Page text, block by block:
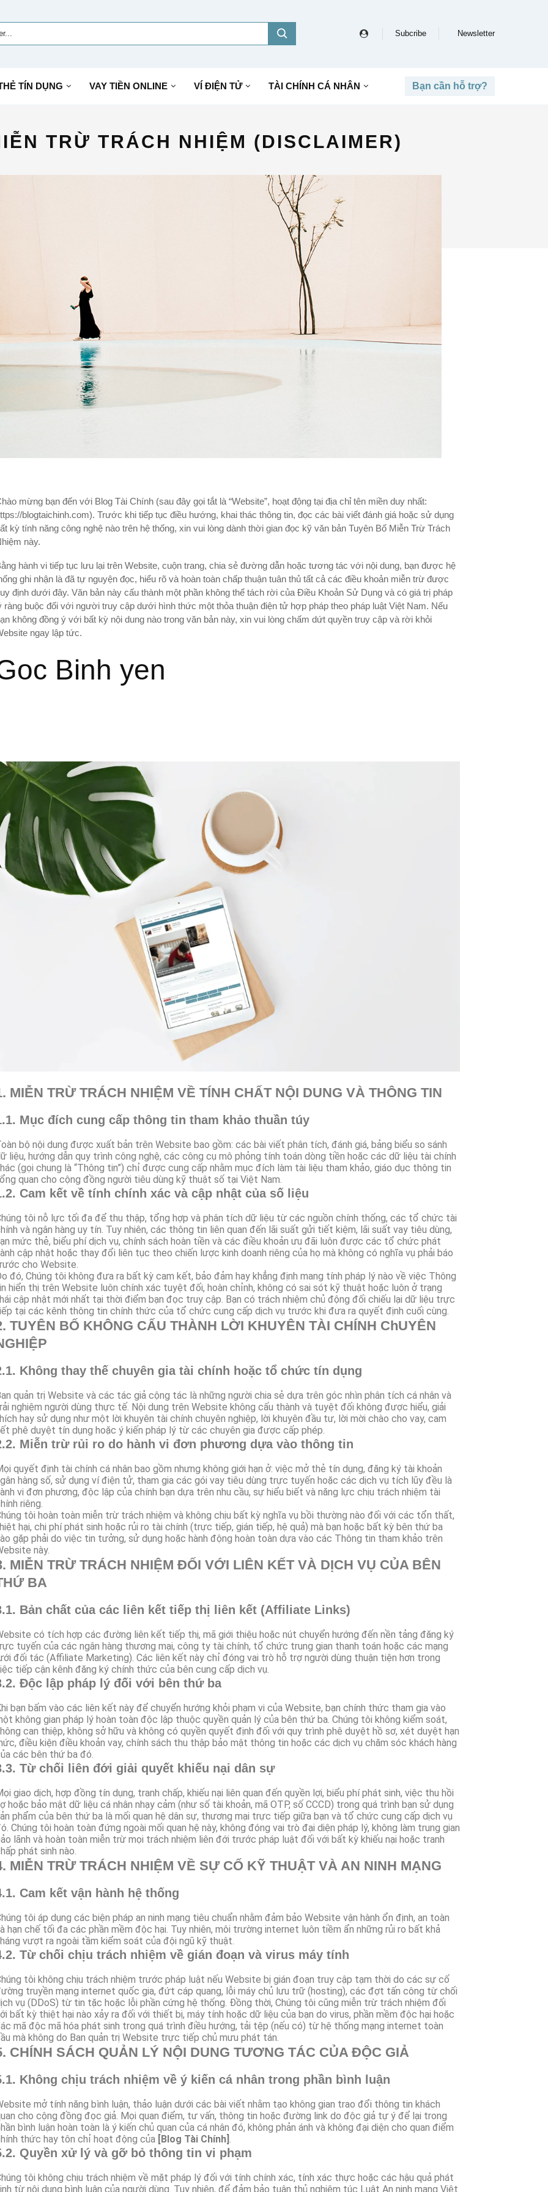
Subcribe Newsletter
TÍN DỤNG VAY TIỀN ONLINE VÍ ĐIỆN TỬ TÀI CHÍNH CÁ NHÂN Bạn cần hỗ trợ?
TRỪ TRÁCH NHIỆM (DISCLAIMER)
mừng bạn đến với Blog Tài Chính (sau đây gọi tắt là “Website”, hoạt động tại địa chỉ tên miền duy nhất:
blogtaichinh.com). Trước khi tiếp tục điều hướng, khai thác thông tin, đọc các bài viết đánh giá hoặc sử dụng
kỳ tính năng công nghệ nào trên hệ thống, xin vui lòng dành thời gian đọc kỹ văn bản Tuyên Bố Miễn Trừ Trách
này.
hành vi tiếp tục lưu lại trên Website, cuộn trang, chia sẻ đường dẫn hoặc tương tác với nội dung, bạn được hệ
ghi nhận là đã tự nguyện đọc, hiểu rõ và hoàn toàn chấp thuận tuân thủ tất cả các điều khoản miễn trừ được
định dưới đây. Văn bản này cấu thành một phần không thể tách rời của Điều Khoản Sử Dụng và có giá trị pháp
ràng buộc đối với người truy cập dưới hình thức một thỏa thuận điện tử hợp pháp theo pháp luật Việt Nam. Nếu
không đồng ý với bất kỳ nội dung nào trong văn bản này, xin vui lòng chấm dứt quyền truy cập và rời khỏi
ngay lập tức.
Binh yen
MIỄN TRỪ TRÁCH NHIỆM VỀ TÍNH CHẤT NỘI DUNG VÀ THÔNG TIN
Mục đích cung cấp thông tin tham khảo thuần túy
bộ nội dung được xuất bản trên Website bao gồm: các bài viết phân tích, đánh giá, bảng biểu so sánh
liệu, hướng dẫn quy trình công nghệ, các công cụ mô phỏng tính toán dòng tiền hoặc các dữ liệu tài chính
(gọi chung là “Thông tin”) chỉ được cung cấp nhằm mục đích làm tài liệu tham khảo, giáo dục thông tin
quan cho cộng đồng người tiêu dùng kỹ thuật số tại Việt Nam.
Cam kết về tính chính xác và cập nhật của số liệu
tôi nỗ lực tối đa để thu thập, tổng hợp và phân tích dữ liệu từ các nguồn chính thống, các tổ chức tài
và ngân hàng uy tín. Tuy nhiên, các thông tin liên quan đến lãi suất gửi tiết kiệm, lãi suất vay tiêu dùng,
mức thẻ, biểu phí dịch vụ, chính sách hoàn tiền và các điều khoản ưu đãi luôn được các tổ chức phát
cập nhật hoặc thay đổi liên tục theo chiến lược kinh doanh riêng của họ mà không có nghĩa vụ phải báo
cho Website.
đó, Chúng tôi không đưa ra bất kỳ cam kết, bảo đảm hay khẳng định mang tính pháp lý nào về việc Thông
hiển thị trên Website luôn chính xác tuyệt đối, hoàn chỉnh, không có sai sót kỹ thuật hoặc luôn ở trạng
cập nhật mới nhất tại thời điểm bạn đọc truy cập. Bạn có trách nhiệm chủ động đối chiếu lại dữ liệu trực
tại các kênh thông tin chính thức của tổ chức cung cấp dịch vụ trước khi đưa ra quyết định cuối cùng.
TUYÊN BỐ KHÔNG CẤU THÀNH LỜI KHUYÊN TÀI CHÍNH ChUYÊN
Không thay thế chuyên gia tài chính hoặc tổ chức tín dụng
quản trị Website và các tác giả cộng tác là những người chia sẻ dựa trên góc nhìn phân tích cá nhân và
nghiệm người dùng thực tế. Nội dung trên Website không cấu thành và tuyệt đối không được hiểu, giải
hay sử dụng như một lời khuyên tài chính chuyên nghiệp, lời khuyên đầu tư, lời mời chào cho vay, cam
phê duyệt tín dụng hoặc ý kiến pháp lý từ các chuyên gia được cấp phép.
Miễn trừ rủi ro do hành vi đơn phương dựa vào thông tin
quyết định tài chính cá nhân bao gồm nhưng không giới hạn ở: việc mở thẻ tín dụng, đăng ký tài khoản
hàng số, sử dụng ví điện tử, tham gia các gói vay tiêu dùng trực tuyến hoặc các dịch vụ tích lũy đều là
vi đơn phương, độc lập của chính bạn dựa trên nhu cầu, sự hiểu biết và năng lực chịu trách nhiệm tài
riêng.
tôi hoàn toàn miễn trừ trách nhiệm và không chịu bất kỳ nghĩa vụ bồi thường nào đối với các tổn thất,
hại, chi phí phát sinh hoặc rủi ro tài chính (trực tiếp, gián tiếp, hệ quả) mà bạn hoặc bất kỳ bên thứ ba
gặp phải do việc tin tưởng, sử dụng hoặc hành động hoàn toàn dựa vào các Thông tin tham khảo trên
này.
MIỄN TRỪ TRÁCH NHIỆM ĐỐI VỚI LIÊN KẾT VÀ DỊCH VỤ CỦA BÊN
BA
Bản chất của các liên kết tiếp thị liên kết (Affiliate Links)
có tích hợp các đường liên kết tiếp thị, mã giới thiệu hoặc nút chuyển hướng đến nền tảng đăng ký
tuyến của các ngân hàng thương mại, công ty tài chính, tổ chức trung gian thanh toán hoặc các mạng
đối tác (Affiliate Marketing). Các liên kết này chỉ đóng vai trò hỗ trợ người dùng thuận tiện hơn trong
tiếp cận kênh đăng ký chính thức của bên cung cấp dịch vụ.
Độc lập pháp lý đối với bên thứ ba
bạn bấm vào các liên kết này để chuyển hướng khỏi phạm vi của Website, bạn chính thức tham gia vào
không gian pháp lý hoàn toàn độc lập thuộc quyền quản lý của bên thứ ba. Chúng tôi không kiểm soát,
can thiệp, không sở hữu và không có quyền quyết định đối với quy trình phê duyệt hồ sơ, xét duyệt hạn
điều kiện điều khoản vay, chính sách thu thập bảo mật thông tin hoặc các dịch vụ chăm sóc khách hàng
các bên thứ ba đó.
Từ chối liên đới giải quyết khiếu nại dân sự
giao dịch, hợp đồng tín dụng, tranh chấp, khiếu nại liên quan đến quyền lợi, biểu phí phát sinh, việc thu hồi
hoặc bảo mật dữ liệu cá nhân nhạy cảm (như số tài khoản, mã OTP, số CCCD) trong quá trình bạn sử dụng
phẩm của bên thứ ba là mối quan hệ dân sự, thương mại trực tiếp giữa bạn và tổ chức cung cấp dịch vụ
Chúng tôi hoàn toàn đứng ngoài mối quan hệ này, không đóng vai trò đại diện pháp lý, không làm trung gian
lãnh và hoàn toàn miễn trừ mọi trách nhiệm liên đới trước pháp luật đối với bất kỳ khiếu nại hoặc tranh
phát sinh nào.
MIỄN TRỪ TRÁCH NHIỆM VỀ SỰ CỐ KỸ THUẬT VÀ AN NINH MẠNG
Cam kết vận hành hệ thống
tôi áp dụng các biện pháp an ninh mạng tiêu chuẩn nhằm đảm bảo Website vận hành ổn định, an toàn
hạn chế tối đa các phần mềm độc hại. Tuy nhiên, môi trường internet luôn tiềm ẩn những rủi ro bất khả
vượt ra ngoài tầm kiểm soát của đội ngũ kỹ thuật.
Từ chối chịu trách nhiệm về gián đoạn và virus máy tính
tôi không chịu trách nhiệm trước pháp luật nếu Website bị gián đoạn truy cập tạm thời do các sự cố
truyền mạng internet quốc gia, đứt cáp quang, lỗi máy chủ lưu trữ (hosting), các đợt tấn công từ chối
vụ (DDoS) từ tin tặc hoặc lỗi phần cứng hệ thống. Đồng thời, Chúng tôi cũng miễn trừ trách nhiệm đối
bất kỳ thiệt hại nào xảy ra đối với thiết bị, máy tính hoặc dữ liệu của bạn do virus, phần mềm độc hại hoặc
mã độc mã hóa phát sinh trong quá trình điều hướng, tải tệp (nếu có) từ hệ thống mạng internet toàn
mà không do Ban quản trị Website trực tiếp chủ mưu phát tán.
CHÍNH SÁCH QUẢN LÝ NỘI DUNG TƯƠNG TÁC CỦA ĐỘC GIẢ
Không chịu trách nhiệm về ý kiến cá nhân trong phần bình luận
mở tính năng bình luận, thảo luận dưới các bài viết nhằm tạo không gian trao đổi thông tin khách
cho cộng đồng đọc giả. Mọi quan điểm, tư vấn, thông tin hoặc đường link do độc giả tự ý để lại trong
bình luận hoàn toàn là ý kiến chủ quan của cá nhân đó, không phản ánh và không đại diện cho quan điểm
thức hay tôn chỉ hoạt động của [Blog Tài Chính].
Quyền xử lý và gỡ bỏ thông tin vi phạm
tôi không chịu trách nhiệm về mặt pháp lý đối với tính chính xác, tính xác thực hoặc các hậu quả phát
từ nội dung bình luận của người dùng. Tuy nhiên, để đảm bảo tuân thủ nghiêm túc Luật An ninh mạng Việt